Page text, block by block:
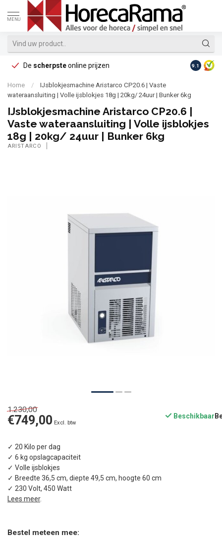
MENU
De scherpsteonline prijzen Op
9.1
Home /
IJsblokjesmachine Aristarco CP20.6 | Vaste
wateraansluiting | Volle ijsblokjes 18g | 20kg/ 24uur | Bunker 6kg
IJsblokjesmachine Aristarco CP20.6 |
Vaste wateraansluiting | Volle ijsblokjes
18g | 20kg/ 24uur | Bunker 6kg
ARISTARCO
1.230,00
€749,00 Excl. btw
Beschikbaar
✓ 20 Kilo per dag
✓ 6 kg opslagcapaciteit
✓ Volle ijsblokjes
✓ Breedte 36,5 cm, diepte 49,5 cm, hoogte 60 cm
✓ 230 Volt, 450 Watt
Lees meer.
Bestel meteen mee: